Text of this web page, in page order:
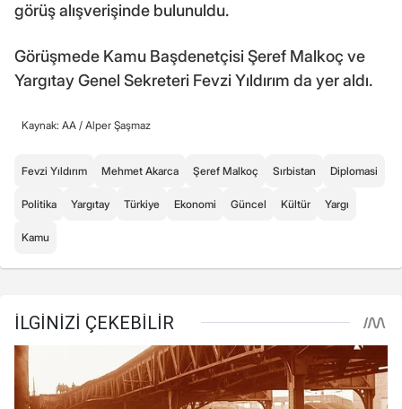
görüş alışverişinde bulunuldu.
Görüşmede Kamu Başdenetçisi Şeref Malkoç ve
Yargıtay Genel Sekreteri Fevzi Yıldırım da yer aldı.
Kaynak: AA / Alper Şaşmaz
Fevzi Yıldırım Mehmet Akarca Şeref Malkoç Sırbistan Diplomasi
Politika Yargıtay Türkiye Ekonomi Güncel Kültür Yargı
Kamu